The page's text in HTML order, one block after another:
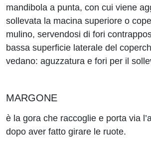
mandibola a punta, con cui viene
sollevata la macina superiore o
mulino, servendosi di fori
bassa superficie laterale del
vedano: aguzzatura e fori per il
MARGONE
è la gora che raccoglie e porta via
dopo aver fatto girare le ruote.